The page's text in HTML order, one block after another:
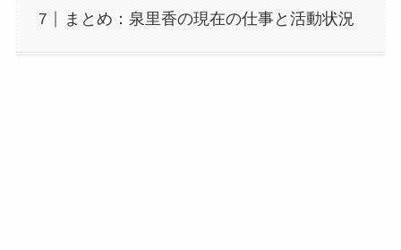
まとめ：泉里香の現在の仕事と活動状況